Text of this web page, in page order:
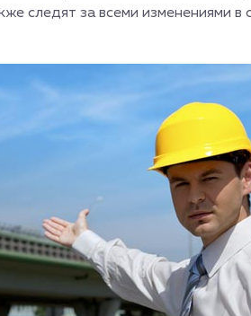
следят за всеми изменениями